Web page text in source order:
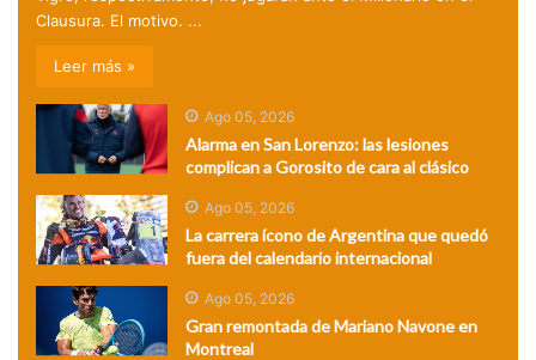
Clausura. El motivo. ...
Leer más »
Ago 05, 2026
Alarma en San Lorenzo: las lesiones
complican a Gorosito de cara al clásico
Ago 05, 2026
La carrera ícono de Argentina que quedó
fuera del calendario internacional
Ago 05, 2026
Gran remontada de Mariano Navone en
Montreal